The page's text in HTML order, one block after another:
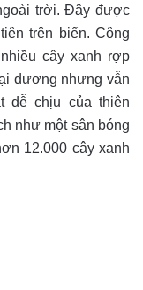
trời. Đây được
trên biển. Công
cây xanh rợp
dương nhưng vẫn
dễ chịu của thiên
như một sân bóng
12.000 cây xanh